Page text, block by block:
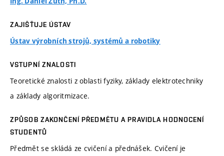
ZAJIŠŤUJE ÚSTAV
Ústav výrobních strojů, systémů a robotiky
VSTUPNÍ ZNALOSTI
Teoretické znalosti z oblasti fyziky, základy elektrotechniky
a základy algoritmizace.
ZPŮSOB ZAKONČENÍ PŘEDMĚTU A PRAVIDLA HODNOCENÍ
STUDENTŮ
Předmět se skládá ze cvičení a přednášek. Cvičení je